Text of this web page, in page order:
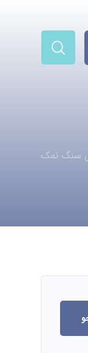
سنگ نمک